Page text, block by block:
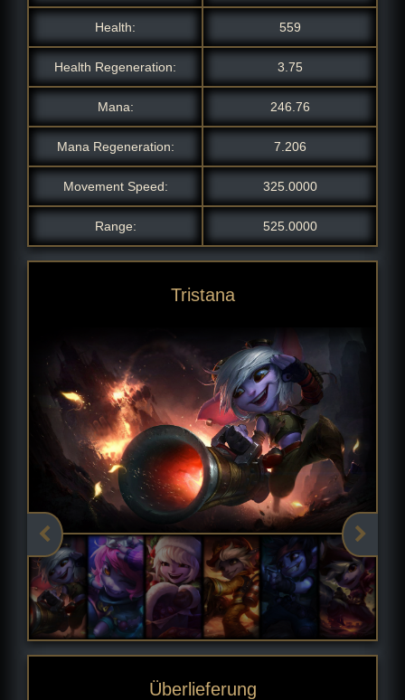
Health: 559
Health Regeneration: 3.75
Mana: 246.76
Mana Regeneration: 7.206
Movement Speed: 325.0000
Range: 525.0000
Tristana
Riot-Tristana
Elfen-Tristana
Feuerwehr-Tristana
Guerilla-Tristana
Seeräuber-Tristana
Raketenritt-Tristana
Drachenzähmer-Tristana
Hexerei-Tristana
Omegatrupp-Tristana
Kleine Dämonin Tristana
Pingu-Cosplay-Tristana
Hextech-Tristana
Überlieferung